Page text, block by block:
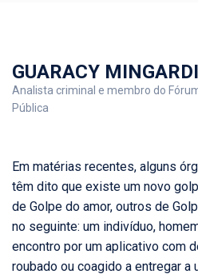
GUARACY MINGARDI
Analista criminal e membro do
Pública
Em matérias recentes, alguns
têm dito que existe um novo
de Golpe do amor, outros de
no seguinte: um indivíduo,
encontro por um aplicativo com
roubado ou coagido a entregar